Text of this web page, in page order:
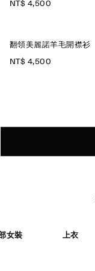
NT$ 4,500
翻領美麗諾羊毛開襟衫
NT$ 4,500
女裝 上衣